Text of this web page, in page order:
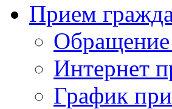
Прием
Обращение
Интернет
График